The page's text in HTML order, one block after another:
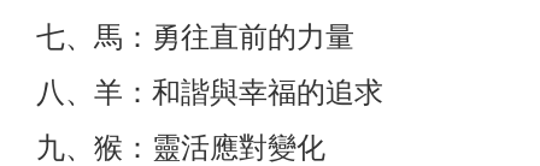
七、馬：勇往直前的力量
八、羊：和諧與幸福的追求
九、猴：靈活應對變化